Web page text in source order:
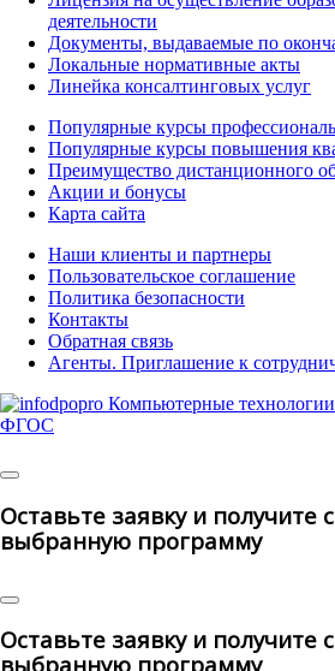
деятельности
Документы, выдаваемые по
Локальные нормативные акты
Линейка консалтинговых услуг
Популярные курсы
Популярные курсы повышения
Преимущество дистанционного
Акции и бонусы
Карта сайта
Наши клиенты и партнеры
Пользовательское соглашение
Политика безопасности
Контакты
Обратная связь
Агенты. Приглашение к
Оставьте заявку и получите
выбранную программу
Оставьте заявку и получите
выбранную программу